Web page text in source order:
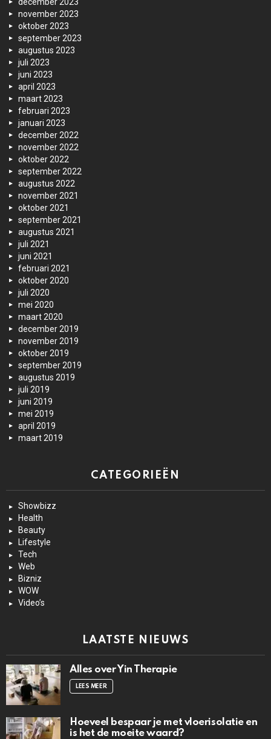
december 2023
november 2023
oktober 2023
september 2023
augustus 2023
juli 2023
juni 2023
april 2023
maart 2023
februari 2023
januari 2023
december 2022
november 2022
oktober 2022
september 2022
augustus 2022
november 2021
oktober 2021
september 2021
augustus 2021
juli 2021
juni 2021
februari 2021
oktober 2020
juli 2020
mei 2020
maart 2020
december 2019
november 2019
oktober 2019
september 2019
augustus 2019
juli 2019
juni 2019
mei 2019
april 2019
maart 2019
CATEGORIEËN
Showbizz
Health
Beauty
Lifestyle
Tech
Web
Bizniz
WOW
Video’s
LAATSTE NIEUWS
Alles over Yin Therapie
LEES MEER
Hoeveel bespaar je met vloerisolatie en
is het de moeite waard?